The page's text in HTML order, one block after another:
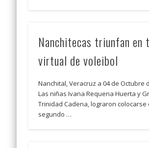
Nanchitecas triunfan en
virtual de voleibol
Nanchital, Veracruz a 04 de Octubre
Las niñas Ivana Requena Huerta y
Trinidad Cadena, lograron colocarse
segundo …